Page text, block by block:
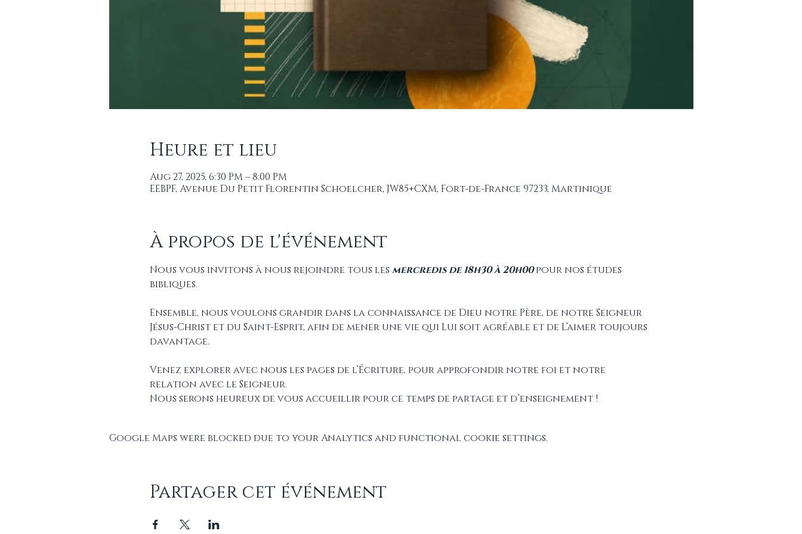
Heure et lieu
Aug 27, 2025, 6:30 PM – 8:00 PM
EEBPF, Avenue Du Petit Florentin Schoelcher, JW85+CXM, Fort-de-France 97233, Martinique
À propos de l'événement
Nous vous invitons à nous rejoindre tous les mercredis de 18h30 à 20h00 pour nos études
bibliques.
Ensemble, nous voulons grandir dans la connaissance de Dieu notre Père, de notre Seigneur
Jésus-Christ et du Saint-Esprit, afin de mener une vie qui Lui soit agréable et de L’aimer toujours
davantage.
Venez explorer avec nous les pages de l’Écriture, pour approfondir notre foi et notre
relation avec le Seigneur.
Nous serons heureux de vous accueillir pour ce temps de partage et d’enseignement !
Google Maps were blocked due to your Analytics and functional cookie settings.
Partager cet événement